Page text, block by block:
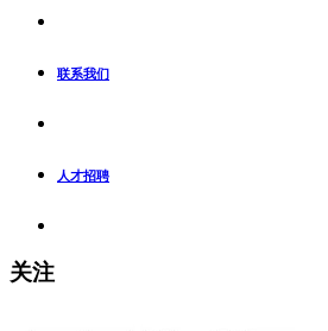
联系我们
人才招聘
关注